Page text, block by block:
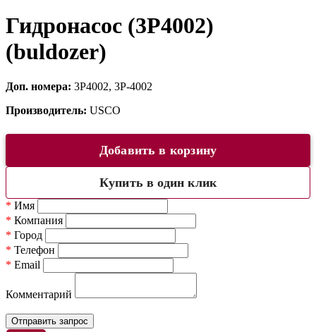
Гидронасос (3P4002)
(buldozer)
Доп. номера: 3P4002, 3P-4002
Производитель: USCO
Добавить в корзину
Купить в один клик
* Имя
* Компания
* Город
* Телефон
* Email
Комментарий